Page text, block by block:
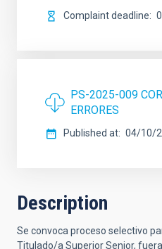
Complaint deadline
PS-2025-009
ERRORES
Published at 04/10/
Description
Se convoca proceso selectivo
Titulado/a Superior Senior,